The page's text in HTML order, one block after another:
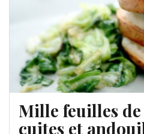
Mille feuilles de
cuites et